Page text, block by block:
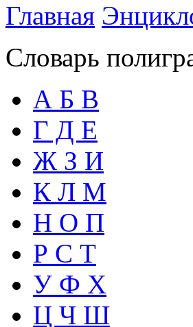
Главная
Словарь
А Б В
Г Д Е
Ж З И
К Л М
Н О П
Р С Т
У Ф Х
Ц Ч Ш